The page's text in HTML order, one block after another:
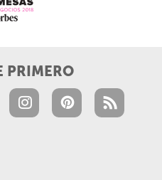
PRIMERO